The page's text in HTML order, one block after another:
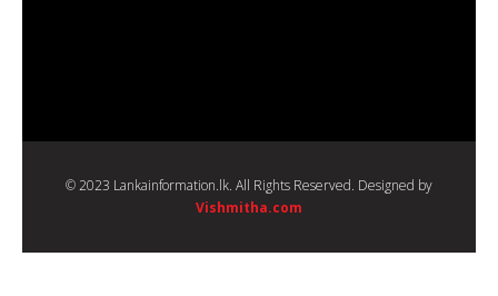
© 2023 Lankainformation.lk. All Rights Reserved. Designed by
Vishmitha.com